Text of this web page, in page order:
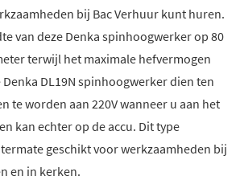
bij Bac Verhuur kunt huren.
van deze Denka spinhoogwerker op 80
terwijl het maximale hefvermogen
DL19N spinhoogwerker dien ten
te worden aan 220V wanneer u aan het
kan echter op de accu. Dit type
geschikt voor werkzaamheden bij
en in kerken.